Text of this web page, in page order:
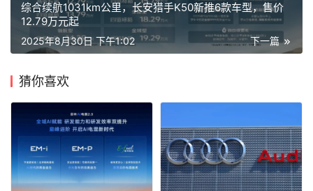
综合续航1031km公里，长安猎手K50新推6款车型，售价
12.79万元起
下一篇
2025年8月30日 下午1:02
猜你喜欢